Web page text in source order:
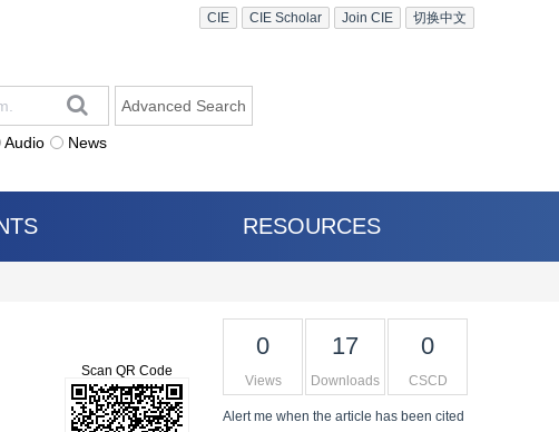
切换中文
Join CIE
CIE Scholar
CIE
Audio News
Advanced Search
RESOURCES
Scan QR Code
0
Views
17
Downloads
0
CSCD
Alert me when the article has been cited